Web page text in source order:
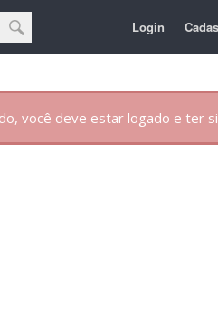
Login
você deve estar logado e ter